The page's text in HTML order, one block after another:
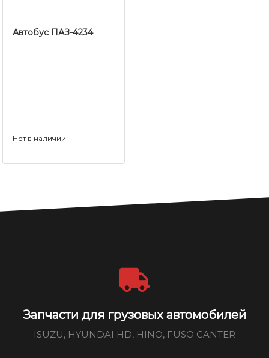
Автобус ПАЗ-4234
Нет в наличии
Запчасти для грузовых автомобилей
ISUZU, HYUNDAI HD, HINO, FUSO CANTER